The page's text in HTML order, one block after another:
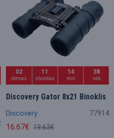
02
dienas
11
stundas
14
min
36
sek
Discovery 77914
Discovery Gator 8x21 Binoklis
16.67€ 19.63€